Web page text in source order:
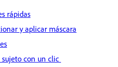
rápidas
y aplicar máscara
con un clic